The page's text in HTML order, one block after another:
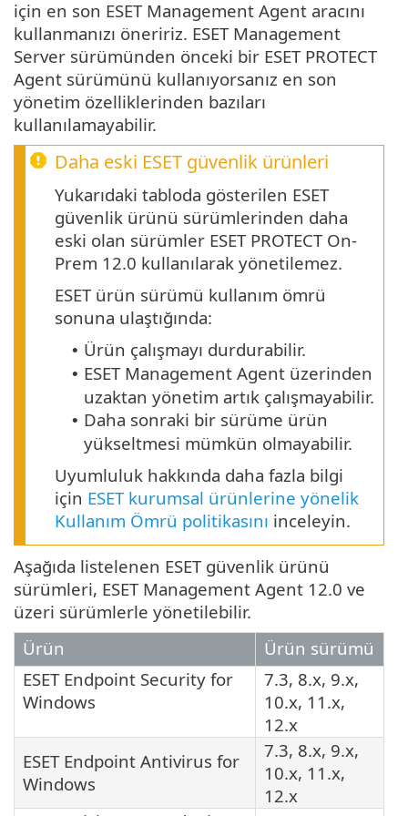
için en son ESET Management Agent aracını
kullanmanızı öneririz. ESET Management
Server sürümünden önceki bir ESET PROTECT
Agent sürümünü kullanıyorsanız en son
yönetim özelliklerinden bazıları
kullanılamayabilir.
Daha eski ESET güvenlik ürünleri
Yukarıdaki tabloda gösterilen ESET
güvenlik ürünü sürümlerinden daha
eski olan sürümler ESET PROTECT On-
Prem 12.0 kullanılarak yönetilemez.
ESET ürün sürümü kullanım ömrü
sonuna ulaştığında:
• Ürün çalışmayı durdurabilir.
• ESET Management Agent üzerinden
uzaktan yönetim artık çalışmayabilir.
• Daha sonraki bir sürüme ürün
yükseltmesi mümkün olmayabilir.
Uyumluluk hakkında daha fazla bilgi
için ESET kurumsal ürünlerine yönelik
Kullanım Ömrü politikasını inceleyin.
Aşağıda listelenen ESET güvenlik ürünü
sürümleri, ESET Management Agent 12.0 ve
üzeri sürümlerle yönetilebilir.
Ürün
Ürün sürümü
ESET Endpoint Security for
Windows
7.3, 8.x, 9.x,
10.x, 11.x,
12.x
ESET Endpoint Antivirus for
Windows
7.3, 8.x, 9.x,
10.x, 11.x,
12.x